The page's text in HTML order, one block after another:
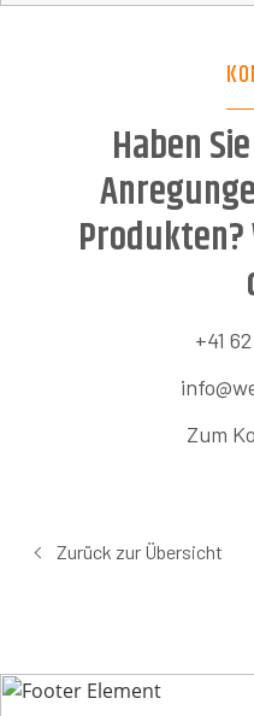
Haben
+41
Zum
Zurück zur Übersicht